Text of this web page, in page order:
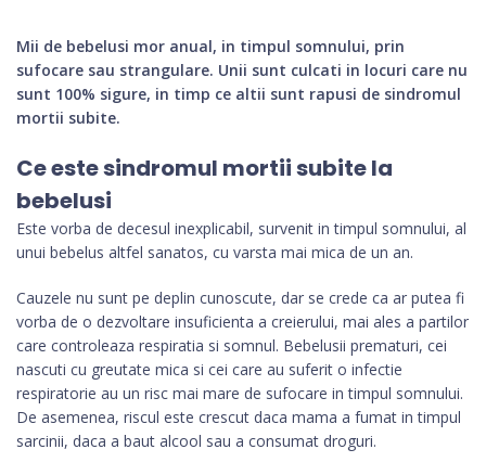
Mii de bebelusi mor anual, in timpul somnului, prin
sufocare sau strangulare. Unii sunt culcati in locuri care nu
sunt 100% sigure, in timp ce altii sunt rapusi de sindromul
mortii subite.
Ce este sindromul mortii subite la
bebelusi
Este vorba de decesul inexplicabil, survenit in timpul somnului, al
unui bebelus altfel sanatos, cu varsta mai mica de un an.
Cauzele nu sunt pe deplin cunoscute, dar se crede ca ar putea fi
vorba de o dezvoltare insuficienta a creierului, mai ales a partilor
care controleaza respiratia si somnul. Bebelusii prematuri, cei
nascuti cu greutate mica si cei care au suferit o infectie
respiratorie au un risc mai mare de sufocare in timpul somnului.
De asemenea, riscul este crescut daca mama a fumat in timpul
sarcinii, daca a baut alcool sau a consumat droguri.